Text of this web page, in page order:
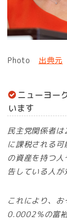
Photo 出典元
ニューヨー
います
民主党関係者
に課税される
の資産を持つ
告している人が
これにより、
0.0002％の富